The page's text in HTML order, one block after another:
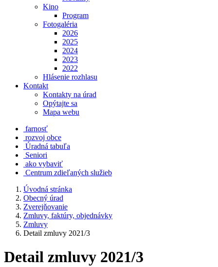
Kino
Program
Fotogaléria
2026
2025
2024
2023
2022
Hlásenie rozhlasu
Kontakt
Kontakty na úrad
Opýtajte sa
Mapa webu
farnosť
rozvoj obce
Úradná tabuľa
Seniori
ako vybaviť
Centrum zdieľaných služieb
Úvodná stránka
Obecný úrad
Zverejňovanie
Zmluvy, faktúry, objednávky
Zmluvy
Detail zmluvy 2021/3
Detail zmluvy 2021/3